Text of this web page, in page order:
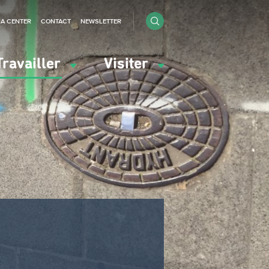
Visiter
CENTER CONTACT NEWSLETTER